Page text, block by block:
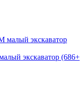
экскаватор (686+